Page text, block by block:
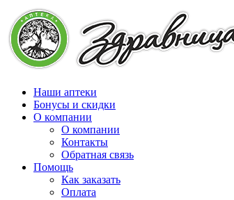
Наши аптеки
Бонусы и скидки
О компании
О компании
Контакты
Обратная связь
Помощь
Как заказать
Оплата